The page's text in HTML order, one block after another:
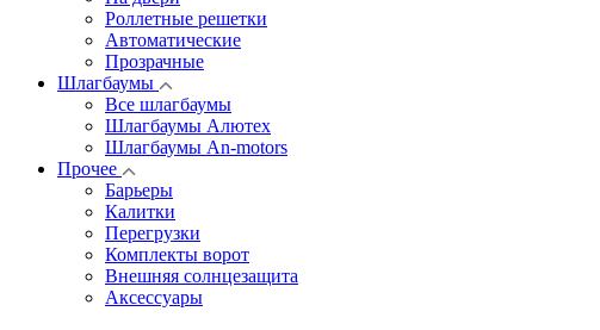
Роллетные решетки
Автоматические
Прозрачные
Шлагбаумы
Все шлагбаумы
Шлагбаумы Алютех
Шлагбаумы An-motors
Прочее
Барьеры
Калитки
Перегрузки
Комплекты ворот
Внешняя солнцезащита
Аксессуары